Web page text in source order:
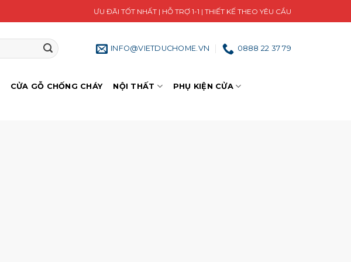
ƯU ĐÃI TỐT NHẤT | HỖ TRỢ 1-1 | THIẾT KẾ THEO YÊU CẦU
INFO@VIETDUCHOME.VN 0888 22 37 79
CỬA GỖ CHỐNG CHÁY NỘI THẤT PHỤ KIỆN CỬA